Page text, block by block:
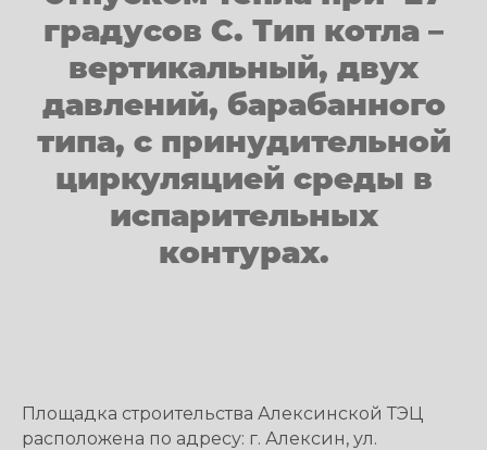
градусов С. Тип котла –
вертикальный, двух
давлений, барабанного
типа, с принудительной
циркуляцией среды в
испарительных
контурах.
Площадка строительства Алексинской ТЭЦ
расположена по адресу: г. Алексин, ул.